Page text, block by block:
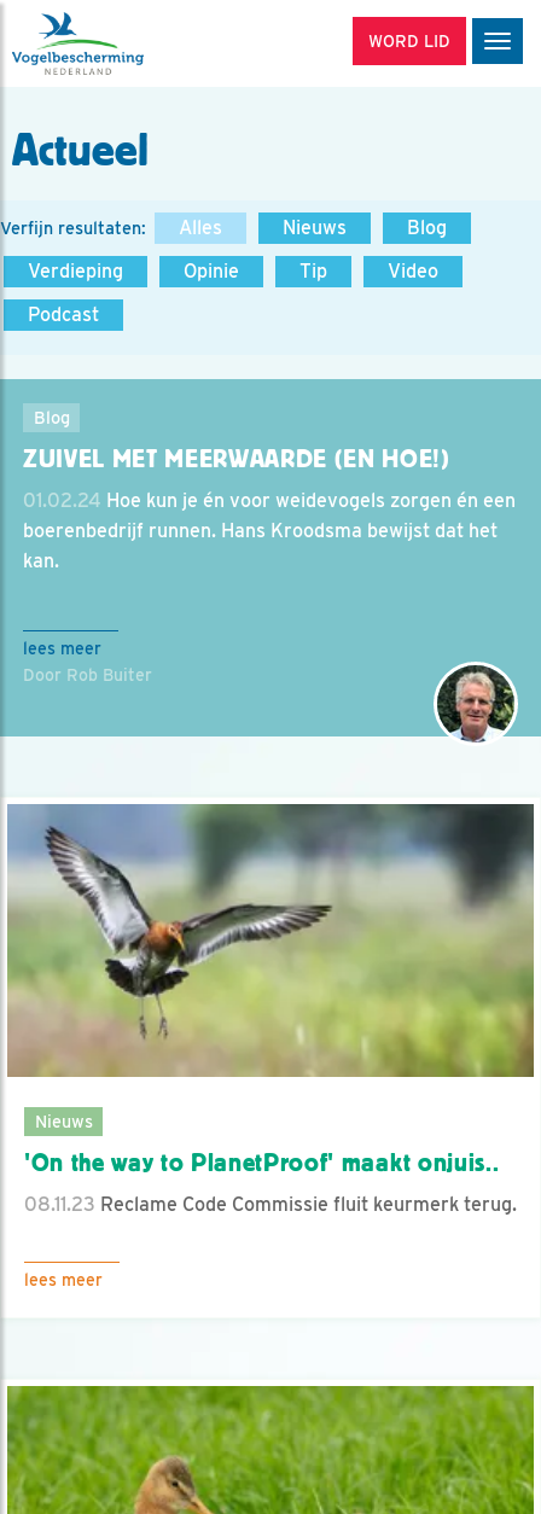
WORD LID
Actueel
Verfijn resultaten: Alles Nieuws
Blog
Verdieping
Opinie Tip
Video
Podcast
Blog
ZUIVEL MET MEERWAARDE (EN HOE!)
01.02.24 Hoe kun je én voor weidevogels zorgen én een
boerenbedrijf runnen. Hans Kroodsma bewijst dat het
kan.
lees meer
Door Rob Buiter
Nieuws
'On the way to PlanetProof' maakt onjuis..
08.11.23 Reclame Code Commissie fluit keurmerk terug.
lees meer